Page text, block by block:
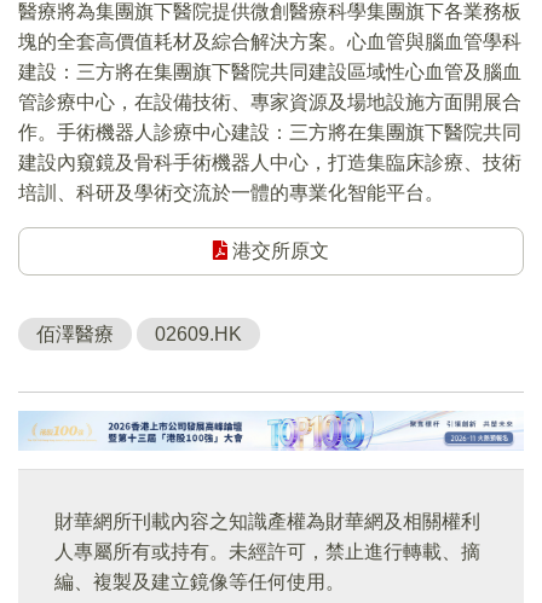
醫療將為集團旗下醫院提供微創醫療科學集團旗下各業務板
塊的全套高價值耗材及綜合解決方案。心血管與腦血管學科
建設：三方將在集團旗下醫院共同建設區域性心血管及腦血
管診療中心，在設備技術、專家資源及場地設施方面開展合
作。手術機器人診療中心建設：三方將在集團旗下醫院共同
建設內窺鏡及骨科手術機器人中心，打造集臨床診療、技術
培訓、科研及學術交流於一體的專業化智能平台。
港交所原文
佰澤醫療 02609.HK
財華網所刊載內容之知識產權為財華網及相關權利
人專屬所有或持有。未經許可，禁止進行轉載、摘
編、複製及建立鏡像等任何使用。